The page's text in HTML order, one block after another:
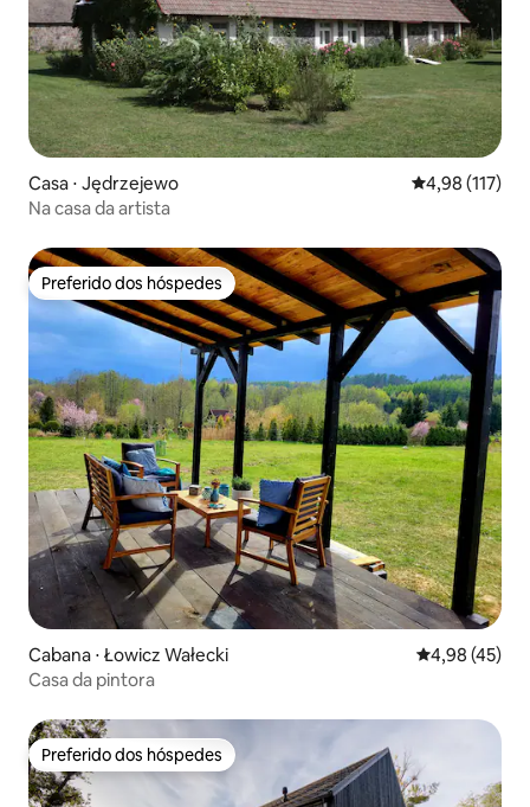
Casa ⋅ Jędrzejewo 4,98 de uma
4,98 (117)
Na casa da artista
Preferido dos hóspedes
Preferido dos hóspedes
Cabana ⋅ Łowicz Wałecki 4,98 de uma
4,98 (45)
Casa da pintora
Preferido dos hóspedes
Preferido dos hóspedes